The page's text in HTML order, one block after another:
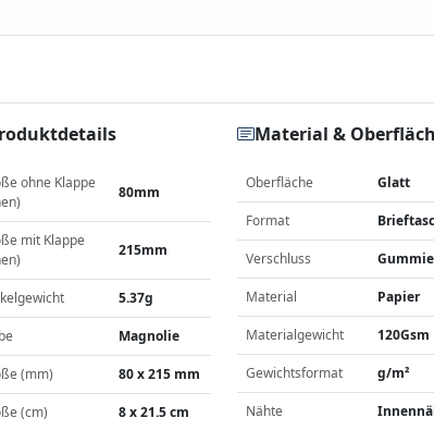
ohne Klappe
80mm
mit Klappe
215mm
5.37g
Magnolie
(mm) 80 x 215 mm
(cm) 8 x 21.5 cm
Material &
Oberfläche Glatt
Format
Verschluss
Material Papier
Materialgewicht 120Gsm
Gewichtsformat g/m²
Nähte